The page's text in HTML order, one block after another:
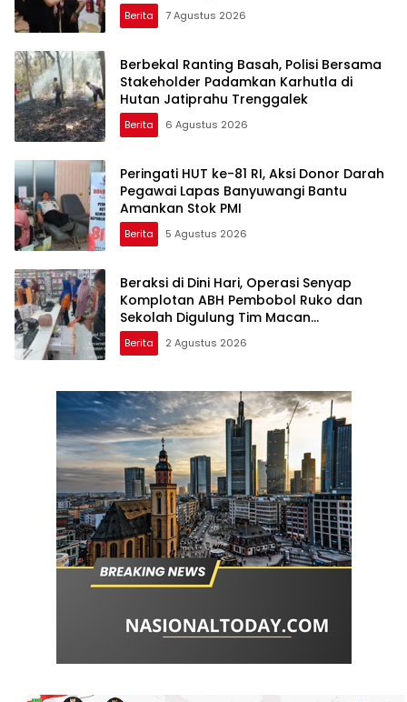
Berita 7 Agustus 2026
Berbekal Ranting Basah, Polisi Bersama
Stakeholder Padamkan Karhutla di
Hutan Jatiprahu Trenggalek
Berita 6 Agustus 2026
Peringati HUT ke-81 RI, Aksi Donor Darah
Pegawai Lapas Banyuwangi Bantu
Amankan Stok PMI
Berita 5 Agustus 2026
Beraksi di Dini Hari, Operasi Senyap
Komplotan ABH Pembobol Ruko dan
Sekolah Digulung Tim Macan
Blambangan
Berita 2 Agustus 2026